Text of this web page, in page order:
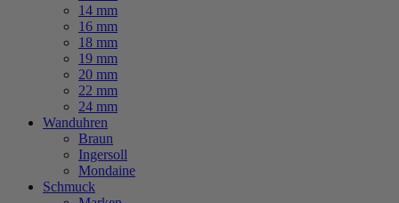
14 mm
16 mm
18 mm
19 mm
20 mm
22 mm
24 mm
Wanduhren
Braun
Ingersoll
Mondaine
Schmuck